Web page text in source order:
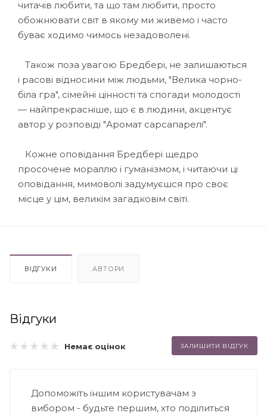
читачів любити, та що там любити, просто
обожнювати світ в якому ми живемо і часто
буває ходимо чимось незадоволені.
Також поза увагою Бредбері, не залишаються
і расові відносини між людьми, "Велика чорно-
біла гра", сімейні цінності та спогади молодості
— найпрекрасніше, що є в людини, акцентує
автор у розповіді "Аромат сарсапарелі".
Кожне оповідання Бредбері щедро
просочене мораллю і гуманізмом, і читаючи ці
оповідання, мимоволі задумуєшся про своє
місце у цім, великім загадковім світі.
ВІДГУКИ АВТОРИ
Відгуки
Немає оцінок ЗАЛИШИТИ ВІДГУК
Допоможіть іншим користувачам з
вибором - будьте першим, хто поділиться